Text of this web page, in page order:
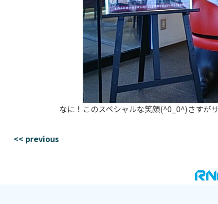
なに！このスペシャルな笑顔(^0_0^)さすが
<< previous